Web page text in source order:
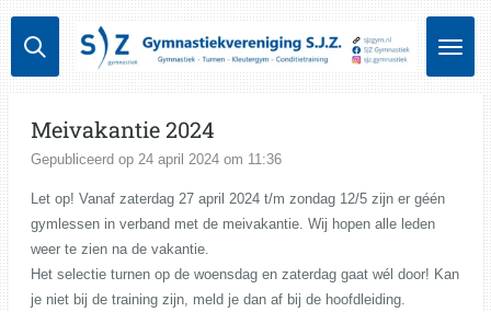
Ga
direct
naar
de
hoofdinhoud
Meivakantie 2024
Gepubliceerd op 24 april 2024 om 11:36
Let op! Vanaf zaterdag 27 april 2024 t/m zondag 12/5 zijn er géén
gymlessen in verband met de meivakantie. Wij hopen alle leden
weer te zien na de vakantie.
Het selectie turnen op de woensdag en zaterdag gaat wél door! Kan
je niet bij de training zijn, meld je dan af bij de hoofdleiding.